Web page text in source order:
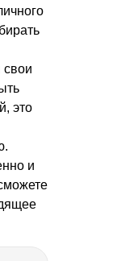
это
и